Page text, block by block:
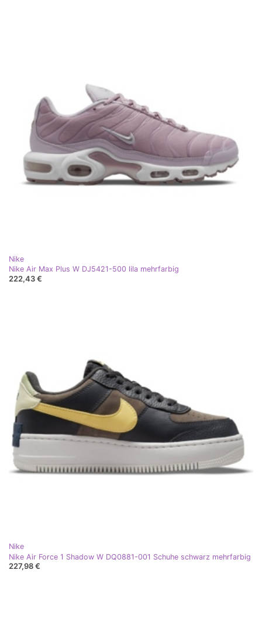
Nike
Nike Air Max Plus W DJ5421-500 lila mehrfarbig
222,43 €
Nike
Nike Air Force 1 Shadow W DQ0881-001 Schuhe schwarz mehrfarbig
227,98 €